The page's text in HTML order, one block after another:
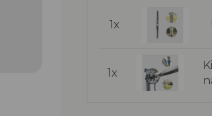
1x
1x